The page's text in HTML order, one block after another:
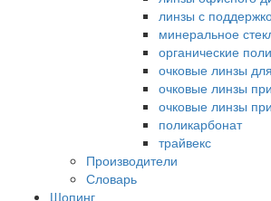
линзы с
минеральное
органические
очковые линзы
очковые линзы
очковые линзы
поликарбонат
трайвекс
Производители
Словарь
Шопинг